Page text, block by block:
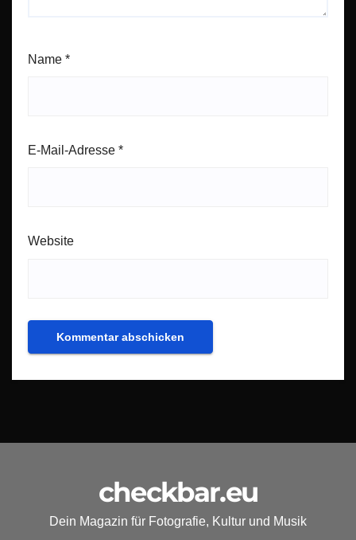
Name *
E-Mail-Adresse *
Website
checkbar.eu
Dein Magazin für Fotografie, Kultur und Musik